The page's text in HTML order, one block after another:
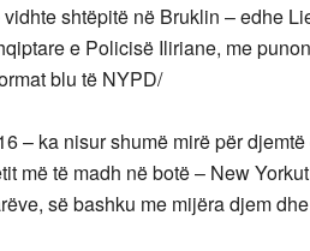
shtëpitë në Bruklin – edhe
e Policisë Iliriane, me
blu të NYPD/
– ka nisur shumë mirë për
më të madh në botë – New
së bashku me mijëra djem